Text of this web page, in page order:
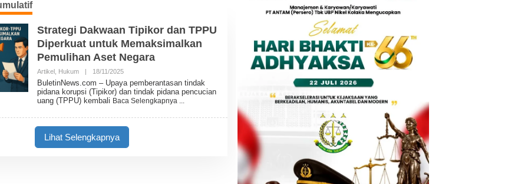
Strategi Dakwaan Tipikor dan TPPU
Diperkuat untuk Memaksimalkan
Pemulihan Aset Negara
Artikel, Hukum | 18/11/2025O
E
H
B
E
BuletinNews.com – Upaya pemberantasan tindak
pidana korupsi (Tipikor) dan tindak pidana pencucian
uang (TPPU) kembali Baca Selengkapnya
Lihat Selengkapnya